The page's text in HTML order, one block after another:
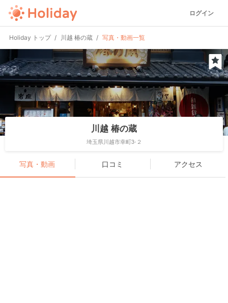
ログイン
Holiday トップ 川越 椿の蔵 写真・動画一覧
川越 椿の蔵
埼玉県川越市幸町3-２
写真・動画 口コミ アクセス